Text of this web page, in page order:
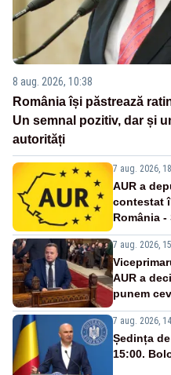
8 aug. 2026, 10:38
România își păstrează
Un semnal pozitiv, dar și
autorități
7 aug. 2026,
AUR a
contestat
România -
7 aug. 2026,
AUR a
punem
7 aug. 2026,
Ședința
15:00.